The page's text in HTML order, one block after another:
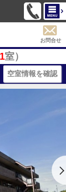
お問合せ
1室）
空室情報を確認